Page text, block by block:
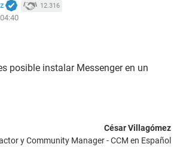
12.316
posible instalar Messenger en un
César Villagómez
y Community Manager - CCM en Español